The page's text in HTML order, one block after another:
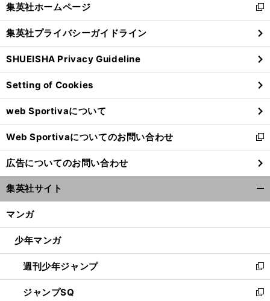
前
閉
る
集英社ホームページ
新
し
い
ウ
ィ
ン
ド
ウ
で
開
く
集英社プライバシーガイドライン
SHUEISHA Privacy Guideline
Setting of Cookies
web Sportivaについて
Web Sportivaについてのお問い合わせ
新
し
い
ウ
ィ
ン
ウ
開
く
広告についてのお問い合わせ
集英社サイト
マンガ
少年マンガ
週刊少年ジャンプ
新
し
い
ジャンプSQ
新